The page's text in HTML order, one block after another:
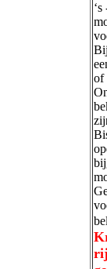
of